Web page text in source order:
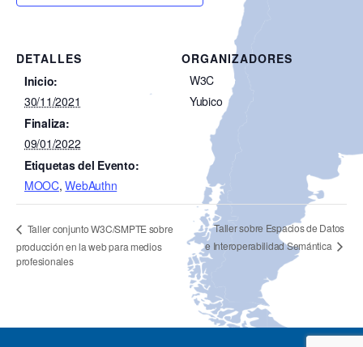
DETALLES
Inicio:
30/11/2021
Finaliza:
09/01/2022
Etiquetas del Evento:
MOOC,WebAuthn
ORGANIZADORES
W3C
Yubico
Taller conjunto W3C/SMPTE sobre
producción en la web para medios
profesionales
Taller sobre Espacios de Datos
e Interoperabilidad Semántica